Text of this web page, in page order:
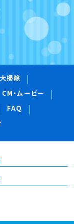
大掃除
CM・ムービー
FAQ